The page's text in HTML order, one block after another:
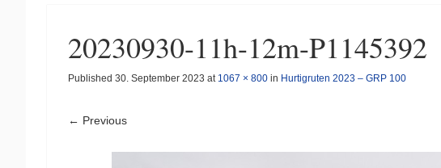
20230930-11h-12m-P1145392
Published 30. September 2023 at 1067 × 800in Hurtigruten 2023 – GRP 100
← Previous